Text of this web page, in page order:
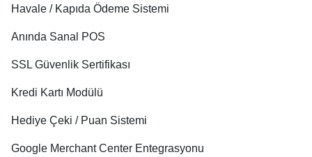
Havale / Kapıda Ödeme Sistemi
Anında Sanal POS
SSL Güvenlik Sertifikası
Kredi Kartı Modülü
Hediye Çeki / Puan Sistemi
Google Merchant Center Entegrasyonu